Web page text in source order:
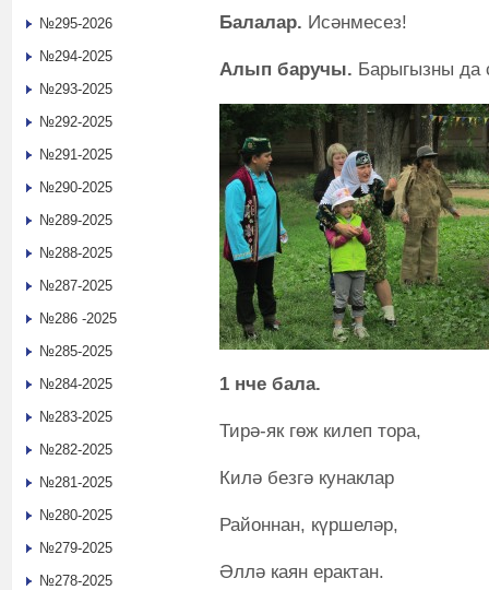
Балалар. Исәнмесез!
Алып баручы. Барыгызны да
1 нче бала.
Тирә-як гөж килеп тора,
Килә безгә кунаклар
Районнан, күршеләр,
Әллә каян ерактан.
№295-2026
№294-2025
№293-2025
№292-2025
№291-2025
№290-2025
№289-2025
№288-2025
№287-2025
№286 -2025
№285-2025
№284-2025
№283-2025
№282-2025
№281-2025
№280-2025
№279-2025
№278-2025